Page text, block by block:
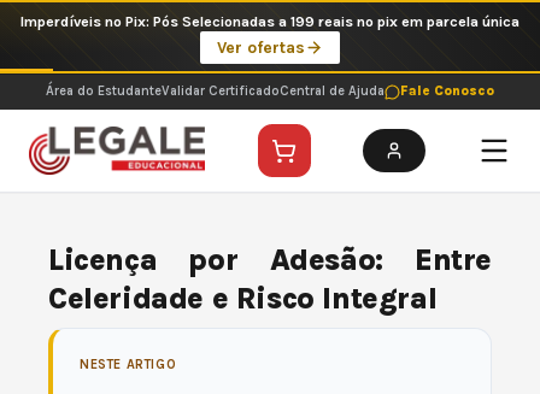
o
conteúdo
Imperdíveis no Pix: Pós Selecionadas a 199 reais no pix em parcela única
Ver ofertas
Área do EstudanteValidar CertificadoCentral de Ajuda Fale Conosco
Licença por Adesão: Entre
Celeridade e Risco Integral
NESTE ARTIGO